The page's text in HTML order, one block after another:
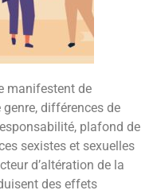
manifestent de
différences de
plafond de
sexistes et sexuelles
d’altération de la
des effets